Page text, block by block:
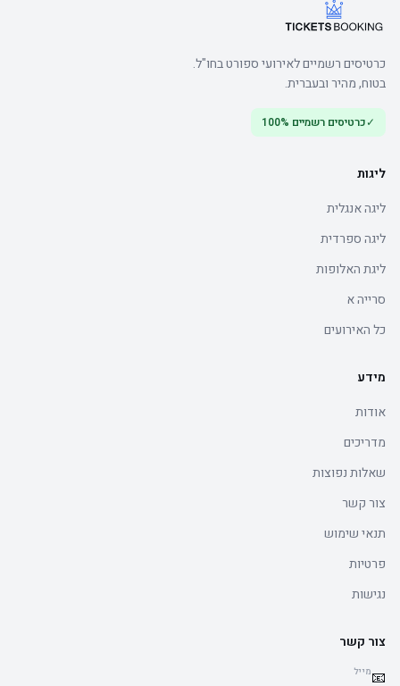
כרטיסים רשמיים לאירועי ספורט בחו"ל.
בטוח, מהיר ובעברית.
✓כרטיסים רשמיים 100%
ליגות
ליגה אנגלית
ליגה ספרדית
ליגת האלופות
סרייה א
כל האירועים
מידע
אודות
מדריכים
שאלות נפוצות
צור קשר
תנאי שימוש
פרטיות
נגישות
צור קשר
📧מייל